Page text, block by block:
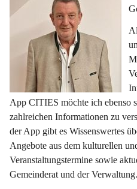
App CITIES möchte ich ebenso
zahlreichen Informationen zu
der App gibt es Wissenswertes
Angebote aus dem kulturellen
Veranstaltungstermine sowie
Gemeinderat und der Verwaltung.